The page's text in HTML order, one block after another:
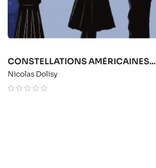
CONSTELLATIONS AMÉRICAINES...
Nicolas Dolisy